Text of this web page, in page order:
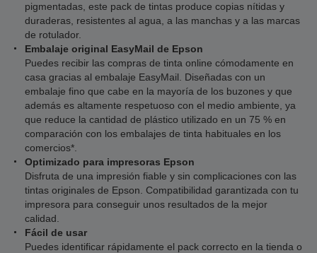
pigmentadas, este pack de tintas produce copias nítidas y
duraderas, resistentes al agua, a las manchas y a las marcas
de rotulador.
Embalaje original EasyMail de Epson
Puedes recibir las compras de tinta online cómodamente en
casa gracias al embalaje EasyMail. Diseñadas con un
embalaje fino que cabe en la mayoría de los buzones y que
además es altamente respetuoso con el medio ambiente, ya
que reduce la cantidad de plástico utilizado en un 75 % en
comparación con los embalajes de tinta habituales en los
comercios*.
Optimizado para impresoras Epson
Disfruta de una impresión fiable y sin complicaciones con las
tintas originales de Epson. Compatibilidad garantizada con tu
impresora para conseguir unos resultados de la mejor
calidad.
Fácil de usar
Puedes identificar rápidamente el pack correcto en la tienda o